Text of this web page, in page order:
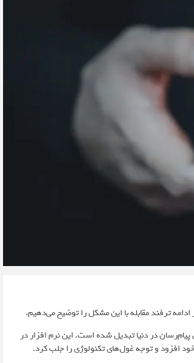
یکی از مهم‌ترین برنامه‌های پیام‌رسان در دنیا تبدیل شده است. این نرم افزار در
خود افزود و توجه غول‌های تکنولوژی را جلب کرد.